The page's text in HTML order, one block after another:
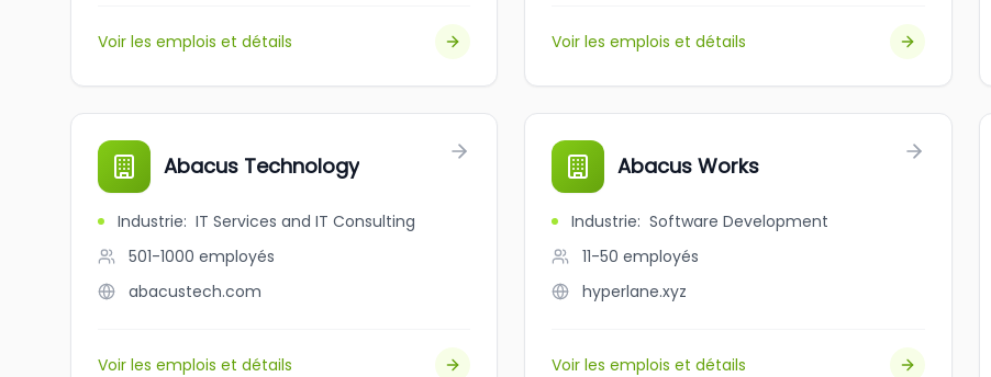
Voir les emplois et détails Voir les emplois et détails
Abacus Technology
Industrie: IT Services and IT Consulting
501-1000 employés
abacustech.com
Voir les emplois et détails
Abacus Works
Industrie: Software Development
11-50 employés
hyperlane.xyz
Voir les emplois et détails